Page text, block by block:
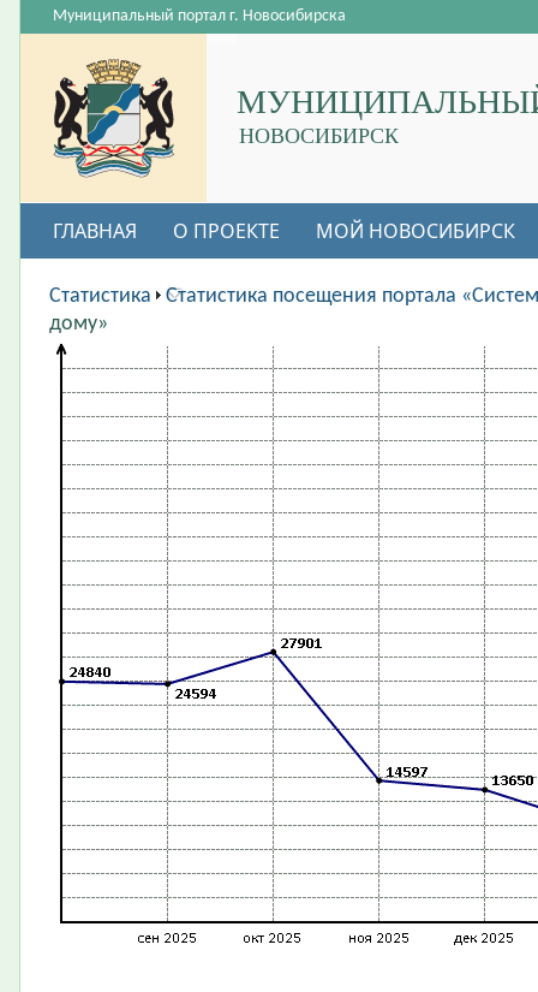
НОВОСИБИРСК
Муниципальный портал г. Новосибирска
ГЛАВНАЯ О ПРОЕКТЕ МОЙ НОВОСИБИРСК
ВАКАНСИИ
Статистика
Статистика посещения портала
дому»